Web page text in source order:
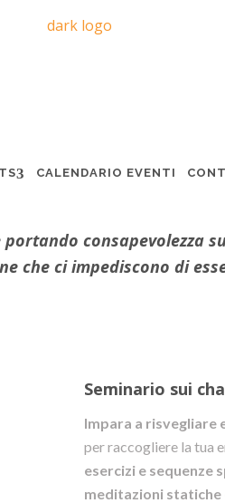
CALENDARIO EVENTI
consapevolezza
che ci impediscono di
Seminario sui
Impara a risvegliare
per raccogliere la tua
esercizi e sequenze
meditazioni statiche